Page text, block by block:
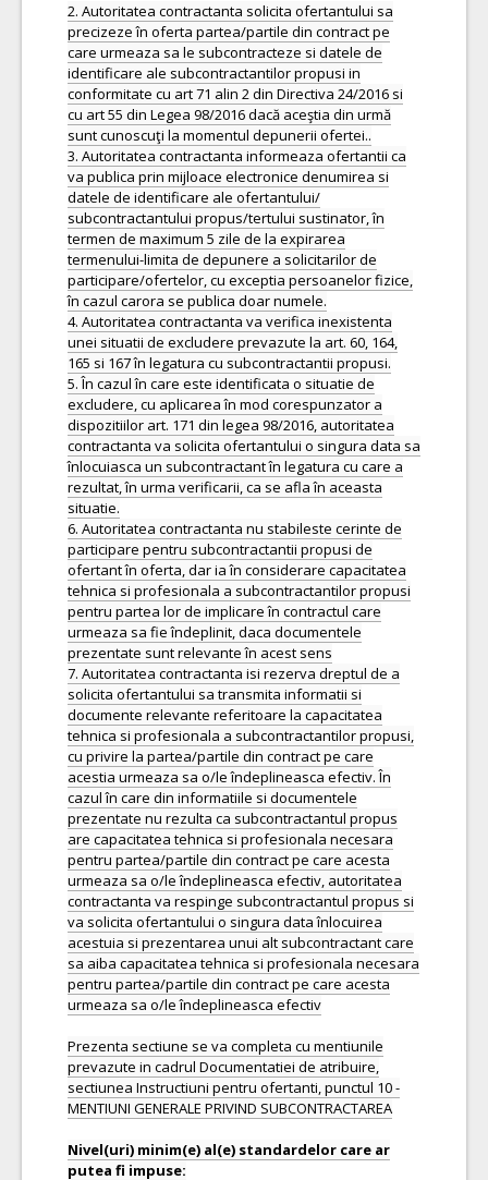
2. Autoritatea contractanta solicita ofertantului sa
precizeze în oferta partea/partile din contract pe
care urmeaza sa le subcontracteze si datele de
identificare ale subcontractantilor propusi in
conformitate cu art 71 alin 2 din Directiva 24/2016 si
cu art 55 din Legea 98/2016 dacă aceştia din urmă
sunt cunoscuţi la momentul depunerii ofertei..
3. Autoritatea contractanta informeaza ofertantii ca
va publica prin mijloace electronice denumirea si
datele de identificare ale ofertantului/
subcontractantului propus/tertului sustinator, în
termen de maximum 5 zile de la expirarea
termenului-limita de depunere a solicitarilor de
participare/ofertelor, cu exceptia persoanelor fizice,
în cazul carora se publica doar numele.
4. Autoritatea contractanta va verifica inexistenta
unei situatii de excludere prevazute la art. 60, 164,
165 si 167 în legatura cu subcontractantii propusi.
5. În cazul în care este identificata o situatie de
excludere, cu aplicarea în mod corespunzator a
dispozitiilor art. 171 din legea 98/2016, autoritatea
contractanta va solicita ofertantului o singura data sa
înlocuiasca un subcontractant în legatura cu care a
rezultat, în urma verificarii, ca se afla în aceasta
situatie.
6. Autoritatea contractanta nu stabileste cerinte de
participare pentru subcontractantii propusi de
ofertant în oferta, dar ia în considerare capacitatea
tehnica si profesionala a subcontractantilor propusi
pentru partea lor de implicare în contractul care
urmeaza sa fie îndeplinit, daca documentele
prezentate sunt relevante în acest sens
7. Autoritatea contractanta isi rezerva dreptul de a
solicita ofertantului sa transmita informatii si
documente relevante referitoare la capacitatea
tehnica si profesionala a subcontractantilor propusi,
cu privire la partea/partile din contract pe care
acestia urmeaza sa o/le îndeplineasca efectiv. În
cazul în care din informatiile si documentele
prezentate nu rezulta ca subcontractantul propus
are capacitatea tehnica si profesionala necesara
pentru partea/partile din contract pe care acesta
urmeaza sa o/le îndeplineasca efectiv, autoritatea
contractanta va respinge subcontractantul propus si
va solicita ofertantului o singura data înlocuirea
acestuia si prezentarea unui alt subcontractant care
sa aiba capacitatea tehnica si profesionala necesara
pentru partea/partile din contract pe care acesta
urmeaza sa o/le îndeplineasca efectiv
Prezenta sectiune se va completa cu mentiunile
prevazute in cadrul Documentatiei de atribuire,
sectiunea Instructiuni pentru ofertanti, punctul 10 -
MENTIUNI GENERALE PRIVIND SUBCONTRACTAREA
Nivel(uri) minim(e) al(e) standardelor care ar